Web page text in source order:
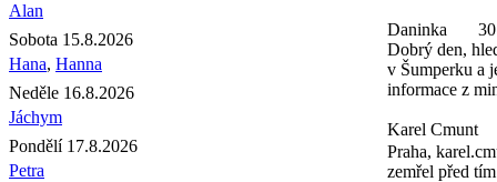
Alan
Sobota 15.8.2026
Hana, Hanna
Neděle 16.8.2026
Jáchym
Pondělí 17.8.2026
Petra
Daninka
Dobrý den,
v Šumperku a
informace z
Karel Cmunt
Praha,
zemřel před